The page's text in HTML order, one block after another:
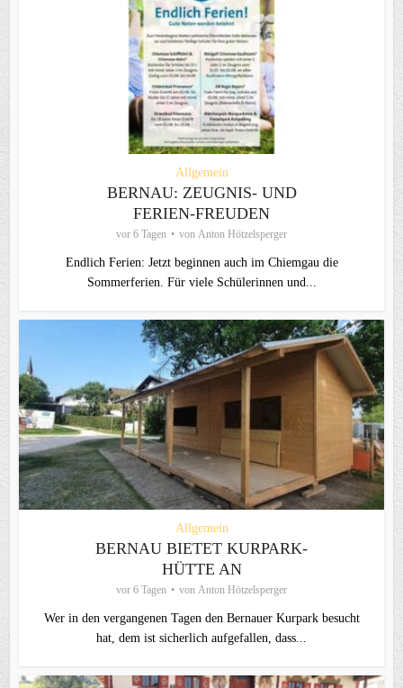
Allgemein
BERNAU: ZEUGNIS- UND
FERIEN-FREUDEN
vor 6 Tagen von Anton Hötzelsperger
Endlich Ferien: Jetzt beginnen auch im Chiemgau die
Sommerferien. Für viele Schülerinnen und...
Allgemein
BERNAU BIETET KURPARK-
HÜTTE AN
vor 6 Tagen von Anton Hötzelsperger
Wer in den vergangenen Tagen den Bernauer Kurpark besucht
hat, dem ist sicherlich aufgefallen, dass...